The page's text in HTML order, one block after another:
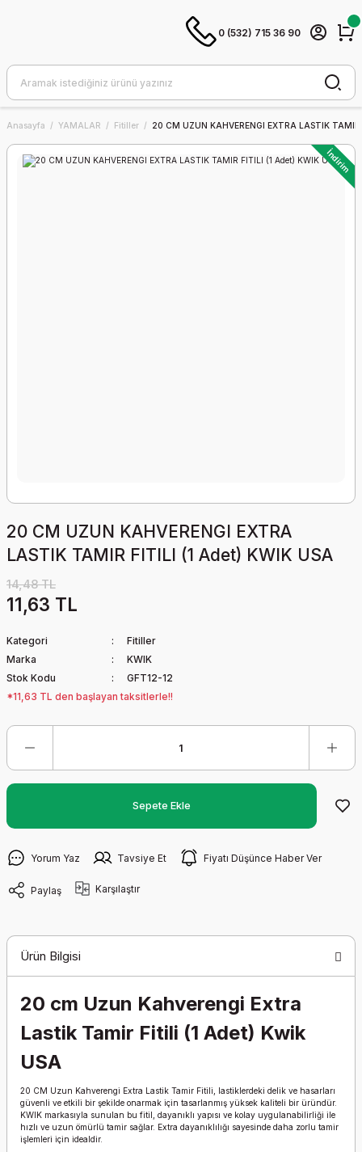
0 (532) 715 36 90
Anasayfa YAMALAR Fitiller 20 CM UZUN KAHVERENGI EXTRA LASTIK
İndirim
20 CM UZUN KAHVERENGI EXTRA
LASTIK TAMIR FITILI (1 Adet) KWIK USA
14,48 TL
11,63 TL
Kategori
Fitiller
Marka
KWIK
Stok Kodu
GFT12-12
*11,63 TL den başlayan taksitlerle!!
Sepete Ekle
Yorum Yaz Tavsiye Et Fiyatı Düşünce Haber Ver
Paylaş Karşılaştır
Ürün Bilgisi
20 cm Uzun Kahverengi Extra
Lastik Tamir Fitili (1 Adet) Kwik
USA
20 CM Uzun Kahverengi Extra Lastik Tamir Fitili, lastiklerdeki delik ve hasarları
güvenli ve etkili bir şekilde onarmak için tasarlanmış yüksek kaliteli bir üründür.
KWIK markasıyla sunulan bu fitil, dayanıklı yapısı ve kolay uygulanabilirliği ile
hızlı ve uzun ömürlü tamir sağlar. Extra dayanıklılığı sayesinde daha zorlu tamir
işlemleri için idealdir.